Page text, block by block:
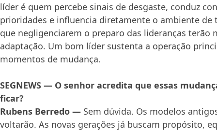
líder é quem percebe sinais de desgaste, conduz
prioridades e influencia diretamente o ambiente de
que negligenciarem o preparo das lideranças terão
adaptação. Um bom líder sustenta a operação
momentos de mudança.
SEGNEWS — O senhor acredita que essas
ficar?
Rubens Berredo — Sem dúvida. Os modelos
voltarão. As novas gerações já buscam propósito,